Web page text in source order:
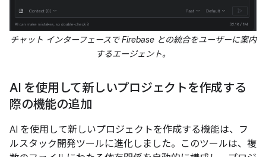
チャット インターフェースで Firebase との統合をユーザーに案内
するエージェント。
AI を使用して新しいプロジェクトを作成する
際の機能の追加
AI を使用して新しいプロジェクトを作成する機能は、フ
ルスタック開発ツールに進化しました。このツールは、複